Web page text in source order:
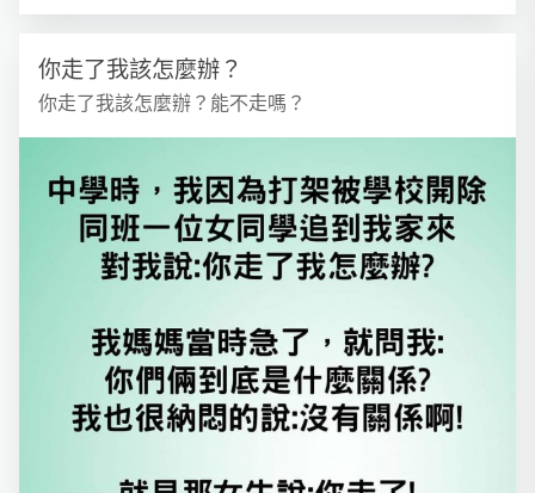
你走了我該怎麼辦？
你走了我該怎麼辦？能不走嗎？